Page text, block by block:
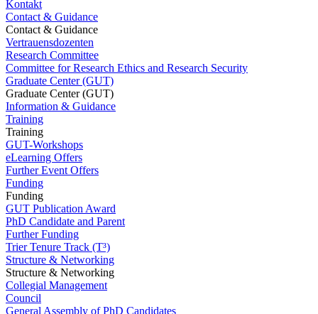
Kontakt
Contact & Guidance
Contact & Guidance
Vertrauensdozenten
Research Committee
Committee for Research Ethics and Research Security
Graduate Center (GUT)
Graduate Center (GUT)
Information & Guidance
Training
Training
GUT-Workshops
eLearning Offers
Further Event Offers
Funding
Funding
GUT Publication Award
PhD Candidate and Parent
Further Funding
Trier Tenure Track (T³)
Structure & Networking
Structure & Networking
Collegial Management
Council
General Assembly of PhD Candidates